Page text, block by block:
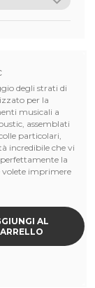
degli strati di
per la
musicali a
assemblati
particolari,
incredibile che vi
la
volete imprimere
AL